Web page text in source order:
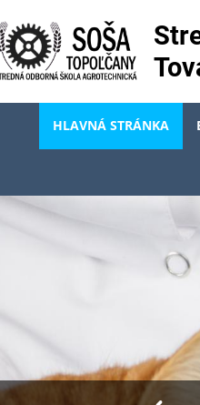
HLAVNÁ STRÁNKA
Hlavná
stránka